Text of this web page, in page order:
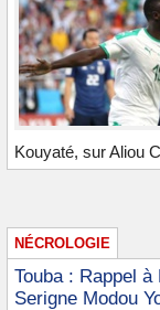
Kouyaté, sur Aliou
NÉCROLOGIE
Touba : Rappel
Serigne Modou